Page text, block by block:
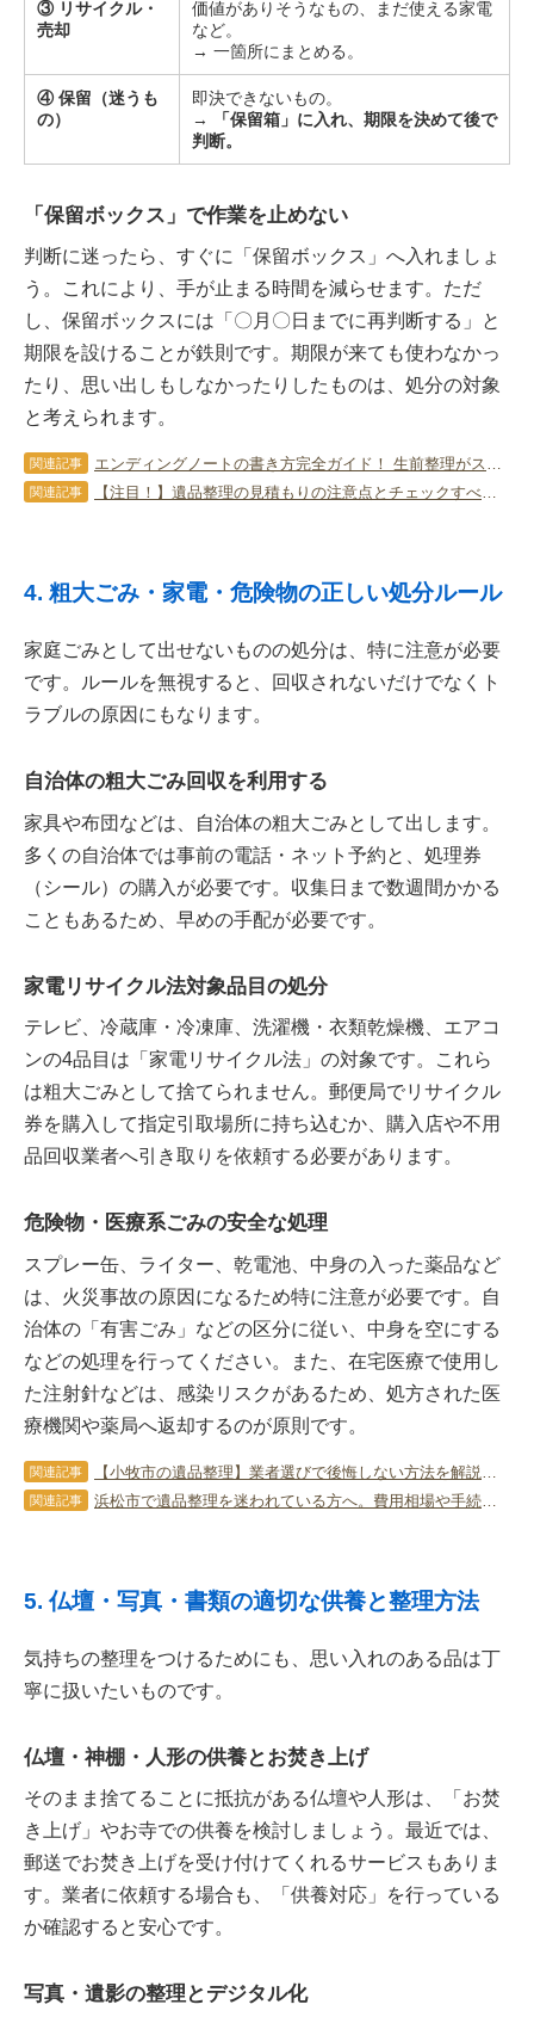
③ リサイクル・
売却
価値がありそうなもの、まだ使える家電
など。
→ 一箇所にまとめる。
④ 保留（迷うも
の）
即決できないもの。
→
「保留箱」に入れ、期限を決めて後で
判断。
「保留ボックス」で作業を止めない
判断に迷ったら、すぐに「保留ボックス」へ入れましょ
う。これにより、手が止まる時間を減らせます。ただ
し、保留ボックスには「〇月〇日までに再判断する」と
期限を設けることが鉄則です。期限が来ても使わなかっ
たり、思い出しもしなかったりしたものは、処分の対象
と考えられます。
関連記事 エンディングノートの書き方完全ガイド！ 生前整理がスムーズに進む3つの秘訣
関連記事 【注目！】遺品整理の見積もりの注意点とチェックすべきポイント
4. 粗大ごみ・家電・危険物の正しい処分ルール
家庭ごみとして出せないものの処分は、特に注意が必要
です。ルールを無視すると、回収されないだけでなくト
ラブルの原因にもなります。
自治体の粗大ごみ回収を利用する
家具や布団などは、自治体の粗大ごみとして出します。
多くの自治体では事前の電話・ネット予約と、処理券
（シール）の購入が必要です。収集日まで数週間かかる
こともあるため、早めの手配が必要です。
家電リサイクル法対象品目の処分
テレビ、冷蔵庫・冷凍庫、洗濯機・衣類乾燥機、エアコ
ンの4品目は「家電リサイクル法」の対象です。これら
は粗大ごみとして捨てられません。郵便局でリサイクル
券を購入して指定引取場所に持ち込むか、購入店や不用
品回収業者へ引き取りを依頼する必要があります。
危険物・医療系ごみの安全な処理
スプレー缶、ライター、乾電池、中身の入った薬品など
は、火災事故の原因になるため特に注意が必要です。自
治体の「有害ごみ」などの区分に従い、中身を空にする
などの処理を行ってください。また、在宅医療で使用し
た注射針などは、感染リスクがあるため、処方された医
療機関や薬局へ返却するのが原則です。
関連記事
関連記事
5. 仏壇・写真・書類の適切な供養と整理方法
気持ちの整理をつけるためにも、思い入れのある品は丁
寧に扱いたいものです。
仏壇・神棚・人形の供養とお焚き上げ
そのまま捨てることに抵抗がある仏壇や人形は、「お焚
き上げ」やお寺での供養を検討しましょう。最近では、
郵送でお焚き上げを受け付けてくれるサービスもありま
す。業者に依頼する場合も、「供養対応」を行っている
か確認すると安心です。
写真・遺影の整理とデジタル化